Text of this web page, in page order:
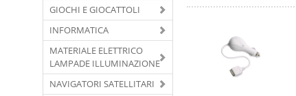
GIOCHI E GIOCATTOLI
INFORMATICA
MATERIALE ELETTRICO
LAMPADE ILLUMINAZIONE
NAVIGATORI SATELLITARI